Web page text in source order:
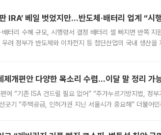
IRA’ 베일 벗었지만…반도체·배터리 업계 “시
배터리 수혜 규모, 시행령서 결정 배터리 셀 빠지면 반쪽
우려 정부가 반도체와 이차전지 등 첨단산업의 국내 생산을
제개편안 다양한 목소리 수렴…이달 말 정리 가
에 “기존 ISA 건드릴 필요 없어” “주가누르기방지법, 정부
긋기 “주택공급, 인허가권 지닌 서울시가 중요해” 더불어